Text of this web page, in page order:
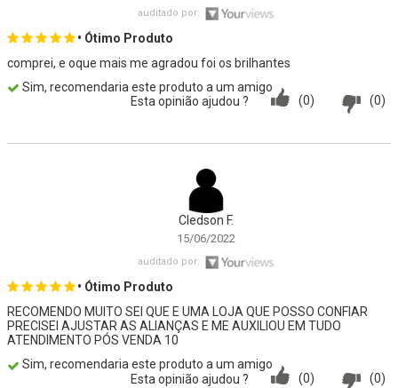
auditado por:
• Ótimo Produto
comprei, e oque mais me agradou foi os brilhantes
Sim, recomendaria este produto a um amigo
(0)
(0)
Esta opinião ajudou ?
Cledson F.
15/06/2022
auditado por:
• Ótimo Produto
RECOMENDO MUITO SEI QUE E UMA LOJA QUE POSSO CONFIAR
PRECISEI AJUSTAR AS ALIANÇAS E ME AUXILIOU EM TUDO
ATENDIMENTO PÓS VENDA 10
Sim, recomendaria este produto a um amigo
(0)
(0)
Esta opinião ajudou ?